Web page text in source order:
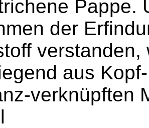
Pappe.
der
aus
verknüpften